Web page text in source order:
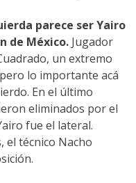
parece ser Yairo
de México. Jugador
un extremo
lo importante acá
En el último
eliminados por el
fue el lateral.
el técnico Nacho